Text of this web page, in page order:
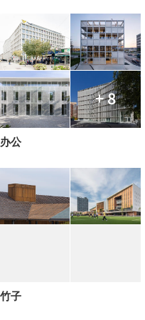
+ 8
办公
竹子